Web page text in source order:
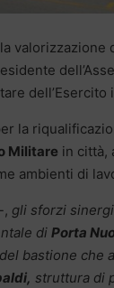
valorizzazione
dell’Esercito
la
Militare in città,
ambienti di
, gli sforzi
di Porta
bastione che
struttura di